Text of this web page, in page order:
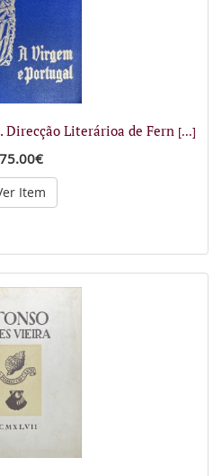
Direcção Literárioa de Fern [...]
75.00€
Item